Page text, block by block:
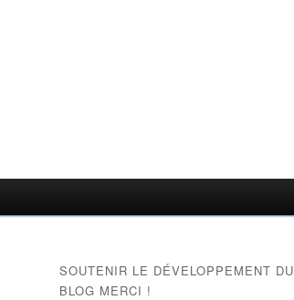
SOUTENIR LE DÉVELOPPEMENT DU
BLOG MERCI !